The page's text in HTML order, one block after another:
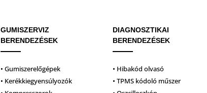
GUMISZERVIZ
BERENDEZÉSEK
• Gumiszerelőgépek
• Kerékkiegyensúlyozók
DIAGNOSZTIKAI
BERENDEZÉSEK
• Hibakód olvasó
• TPMS kódoló műszer